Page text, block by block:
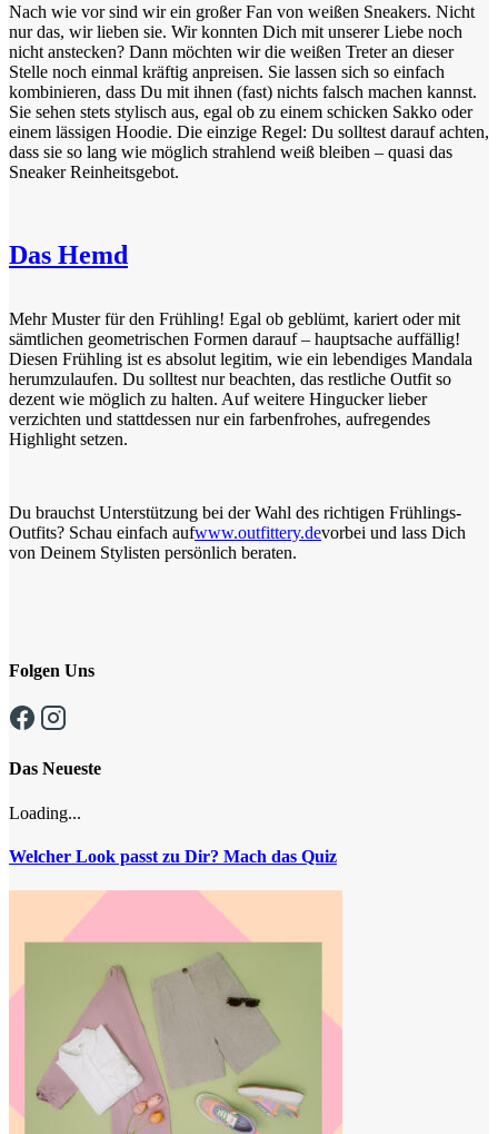
Nach wie vor sind wir ein großer Fan von weißen Sneakers. Nicht
nur das, wir lieben sie. Wir konnten Dich mit unserer Liebe noch
nicht anstecken? Dann möchten wir die weißen Treter an dieser
Stelle noch einmal kräftig anpreisen. Sie lassen sich so einfach
kombinieren, dass Du mit ihnen (fast) nichts falsch machen kannst.
Sie sehen stets stylisch aus, egal ob zu einem schicken Sakko oder
einem lässigen Hoodie. Die einzige Regel: Du solltest darauf achten,
dass sie so lang wie möglich strahlend weiß bleiben – quasi das
Sneaker Reinheitsgebot.
Das Hemd
Mehr Muster für den Frühling! Egal ob geblümt, kariert oder mit
sämtlichen geometrischen Formen darauf – hauptsache auffällig!
Diesen Frühling ist es absolut legitim, wie ein lebendiges Mandala
herumzulaufen. Du solltest nur beachten, das restliche Outfit so
dezent wie möglich zu halten. Auf weitere Hingucker lieber
verzichten und stattdessen nur ein farbenfrohes, aufregendes
Highlight setzen.
Du brauchst Unterstützung bei der Wahl des richtigen Frühlings-
Outfits? Schau einfach aufwww.outfittery.devorbei und lass Dich
von Deinem Stylisten persönlich beraten.
Folgen Uns
Das Neueste
Loading...
Welcher Look passt zu Dir? Mach das Quiz